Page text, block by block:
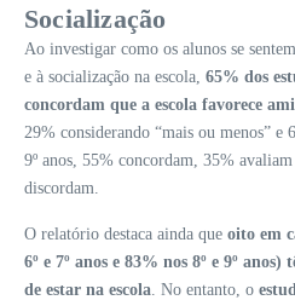
Socialização
Ao investigar como os alunos se
e à socialização na escola, 65% dos
concordam que a escola favorece
29% considerando “mais ou menos” e
9º anos, 55% concordam, 35%
discordam.
O relatório destaca ainda que oito em
6º e 7º anos e 83% nos 8º e 9º
de estar na escola. No entanto, o